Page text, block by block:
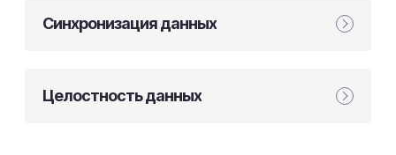
Синхронизация данных
Целостность данных